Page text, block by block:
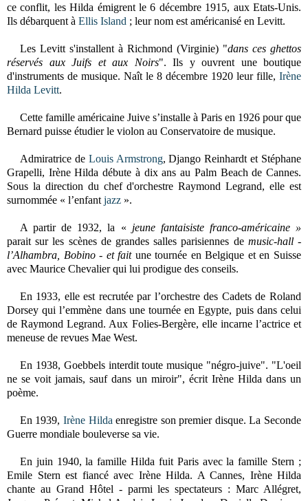
ce conflit, les Hilda émigrent le 6 décembre 1915, aux Etats-Unis.
Ils débarquent à Ellis Island ; leur nom est américanisé en Levitt.
Les Levitt s'installent à Richmond (Virginie) "dans ces ghettos
réservés aux Juifs et aux Noirs". Ils y ouvrent une boutique
d'instruments de musique. Naît le 8 décembre 1920 leur fille, Irène
Hilda Levitt.
Cette famille américaine Juive s’installe à Paris en 1926 pour que
Bernard puisse étudier le violon au Conservatoire de musique.
Admiratrice de Louis Armstrong, Django Reinhardt et Stéphane
Grapelli, Irène Hilda débute à dix ans au Palm Beach de Cannes.
Sous la direction du chef d'orchestre Raymond Legrand, elle est
surnommée « l’enfant jazz ».
A partir de 1932, la « jeune fantaisiste franco-américaine »
parait sur les scènes de grandes salles parisiennes de music-hall -
l’Alhambra, Bobino - et fait une tournée en Belgique et en Suisse
avec Maurice Chevalier qui lui prodigue des conseils.
En 1933, elle est recrutée par l’orchestre des Cadets de Roland
Dorsey qui l’emmène dans une tournée en Egypte, puis dans celui
de Raymond Legrand. Aux Folies-Bergère, elle incarne l’actrice et
meneuse de revues Mae West.
En 1938, Goebbels interdit toute musique "négro-juive". "L'oeil
ne se voit jamais, sauf dans un miroir", écrit Irène Hilda dans un
poème.
En 1939,Irène Hilda enregistre son premier disque. La Seconde
Guerre mondiale bouleverse sa vie.
En juin 1940, la famille Hilda fuit Paris avec la famille Stern ;
Emile Stern est fiancé avec Irène Hilda. A Cannes, Irène Hilda
chante au Grand Hôtel - parmi les spectateurs : Marc Allégret,